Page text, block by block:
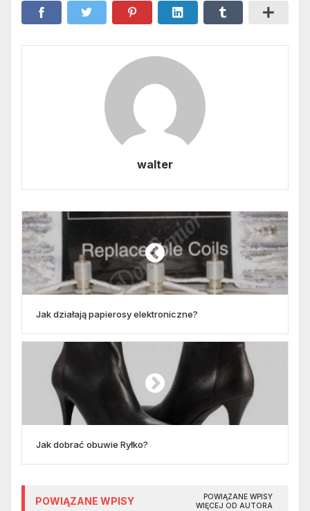
walter
Jak działają papierosy elektroniczne?
Jak dobrać obuwie Ryłko?
POWIĄZANE WPISY
POWIĄZANE WPISY
WIĘCEJ OD AUTORA